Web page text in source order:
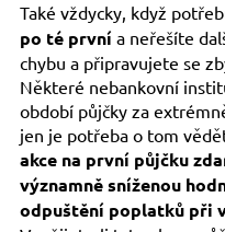
Také vždycky, když
po té první a neřešíte
chybu a připravujete se
Některé nebankovní
období půjčky za
jen je potřeba o tom
akce na první půjčku
významně sníženou
odpuštění poplatků při